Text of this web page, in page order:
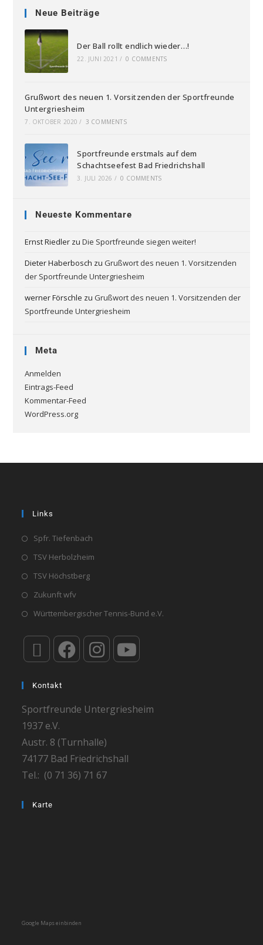
Neue Beiträge
Der Ball rollt endlich wieder…!
22. JUNI 2021 / 0 COMMENTS
Grußwort des neuen 1. Vorsitzenden der Sportfreunde
Untergriesheim
7. OKTOBER 2020 / 3 COMMENTS
Sportfreunde erstmals auf dem
Schachtseefest Bad Friedrichshall
3. JULI 2026 / 0 COMMENTS
Neueste Kommentare
Ernst Riedler zuDie Sportfreunde siegen weiter!
Dieter Haberbosch zu Grußwort des neuen 1. Vorsitzenden
der Sportfreunde Untergriesheim
werner Förschle zu Grußwort des neuen 1. Vorsitzenden der
Sportfreunde Untergriesheim
Meta
Anmelden
Eintrags-Feed
Kommentar-Feed
WordPress.org
Links
Spfr. Tiefenbach
TSV Herbolzheim
TSV Höchstberg
Zukunft wfv
Württembergischer Tennis-Bund e.V.
Kontakt
Sportfreunde Untergriesheim
1937 e.V.
Austr. 8 (Turnhalle)
74177 Bad Friedrichshall
Tel.: (0 71 36) 71 67
Karte
Google Maps einbinden